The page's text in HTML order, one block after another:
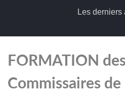
Les derniers
FORMATION des
Commissaires